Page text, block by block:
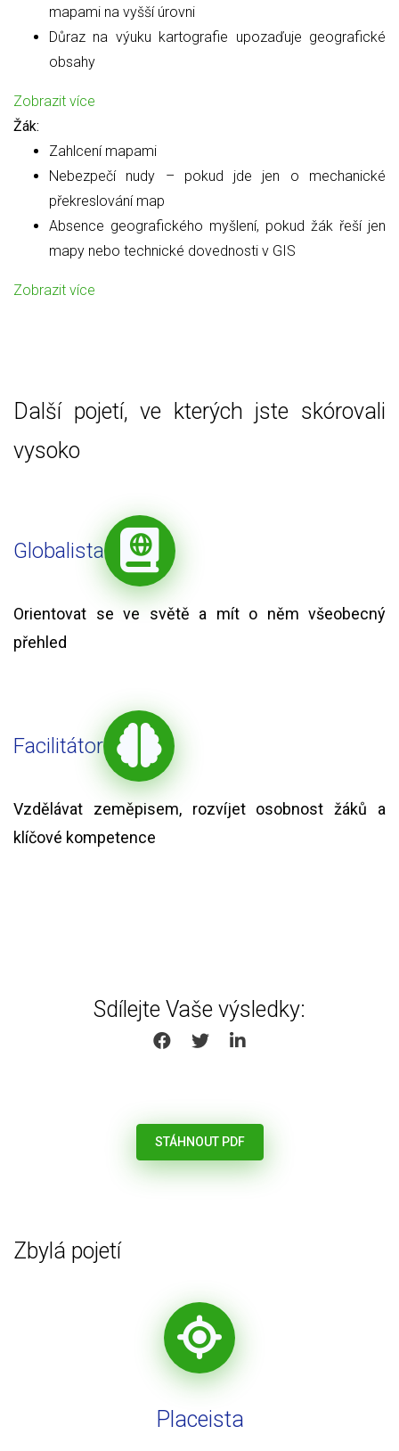
mapami na vyšší úrovni
Důraz na výuku kartografie upozaďuje geografické
obsahy
Zobrazit více
Žák:
Zahlcení mapami
Nebezpečí nudy – pokud jde jen o mechanické
překreslování map
Absence geografického myšlení, pokud žák řeší jen
mapy nebo technické dovednosti v GIS
Zobrazit více
Další pojetí, ve kterých jste skórovali
vysoko
Globalista
Orientovat se ve světě a mít o něm všeobecný
přehled
Facilitátor
Vzdělávat zeměpisem, rozvíjet osobnost žáků a
klíčové kompetence
Sdílejte Vaše výsledky:
SHARE ON FACEBOOK
SHARE ON TWITTER
SHARE ON LINKEDIN
STÁHNOUT PDF
Zbylá pojetí
Placeista